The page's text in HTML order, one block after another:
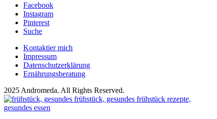
Facebook
Instagram
Pinterest
Suche
Kontaktier mich
Impressum
Datenschutzerklärung
Ernährungsberatung
2025 Andromeda. All Rights Reserved.